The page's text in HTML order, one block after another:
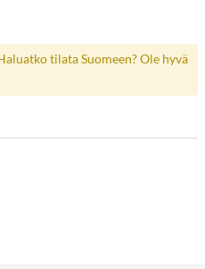
tilata Suomeen? Ole hyvä